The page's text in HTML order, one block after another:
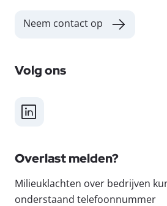
Neem contact op
Volg ons
LinkedIn
Overlast melden?
Milieuklachten over bedrijven
onderstaand telefoonnummer